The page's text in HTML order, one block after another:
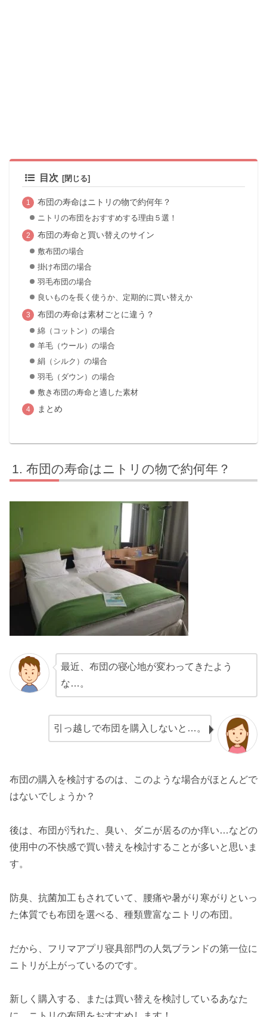
目次
布団の寿命はニトリの物で約何年？
ニトリの布団をおすすめする理由５選！
布団の寿命と買い替えのサイン
敷布団の場合
掛け布団の場合
羽毛布団の場合
良いものを長く使うか、定期的に買い替えか
布団の寿命は素材ごとに違う？
綿（コットン）の場合
羊毛（ウール）の場合
絹（シルク）の場合
羽毛（ダウン）の場合
敷き布団の寿命と適した素材
まとめ
布団の寿命はニトリの物で約何年？
最近、布団の寝心地が変わってきたよう
な…。
引っ越しで布団を購入しないと…。
布団の購入を検討するのは、このような場合がほとんどで
はないでしょうか？
後は、布団が汚れた、臭い、ダニが居るのか痒い…などの
使用中の不快感で買い替えを検討することが多いと思いま
す。
防臭、抗菌加工もされていて、腰痛や暑がり寒がりといっ
た体質でも布団を選べる、種類豊富なニトリの布団。
だから、フリマアプリ寝具部門の人気ブランドの第一位に
ニトリが上がっているのです。
新しく購入する、または買い替えを検討しているあなた